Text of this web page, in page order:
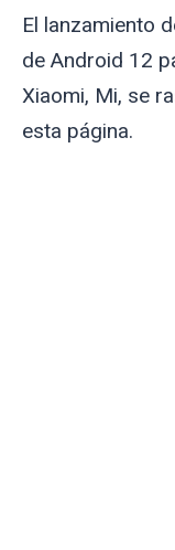
El lanzamiento
de Android 12
Xiaomi, Mi, se
esta página.